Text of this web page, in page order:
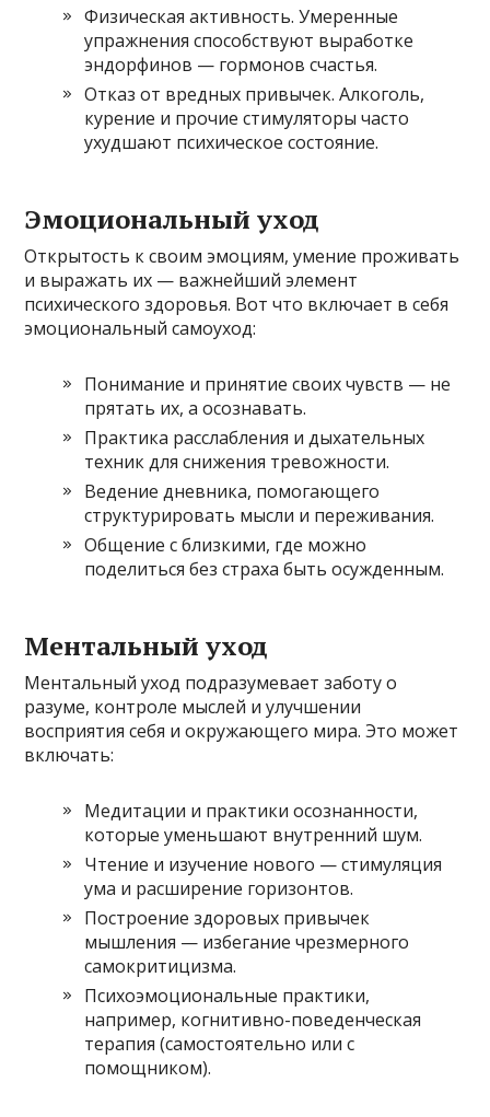
Физическая активность. Умеренные
упражнения способствуют выработке
эндорфинов — гормонов счастья.
Отказ от вредных привычек. Алкоголь,
курение и прочие стимуляторы часто
ухудшают психическое состояние.
Эмоциональный уход
Открытость к своим эмоциям, умение проживать
и выражать их — важнейший элемент
психического здоровья. Вот что включает в себя
эмоциональный самоуход:
Понимание и принятие своих чувств — не
прятать их, а осознавать.
Практика расслабления и дыхательных
техник для снижения тревожности.
Ведение дневника, помогающего
структурировать мысли и переживания.
Общение с близкими, где можно
поделиться без страха быть осужденным.
Ментальный уход
Ментальный уход подразумевает заботу о
разуме, контроле мыслей и улучшении
восприятия себя и окружающего мира. Это может
включать:
Медитации и практики осознанности,
которые уменьшают внутренний шум.
Чтение и изучение нового — стимуляция
ума и расширение горизонтов.
Построение здоровых привычек
мышления — избегание чрезмерного
самокритицизма.
Психоэмоциональные практики,
например, когнитивно-поведенческая
терапия (самостоятельно или с
помощником).